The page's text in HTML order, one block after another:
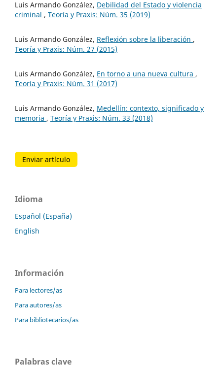
Luis Armando González, Debilidad del Estado y violencia
criminal , Teoría y Praxis: Núm. 35 (2019)
Luis Armando González, Reflexión sobre la liberación ,
Teoría y Praxis: Núm. 27 (2015)
Luis Armando González, En torno a una nueva cultura ,
Teoría y Praxis: Núm. 31 (2017)
Luis Armando González, Medellín: contexto, significado y
memoria , Teoría y Praxis: Núm. 33 (2018)
Enviar artículo
Idioma
Español (España)
English
Información
Para lectores/as
Para autores/as
Para bibliotecarios/as
Palabras clave